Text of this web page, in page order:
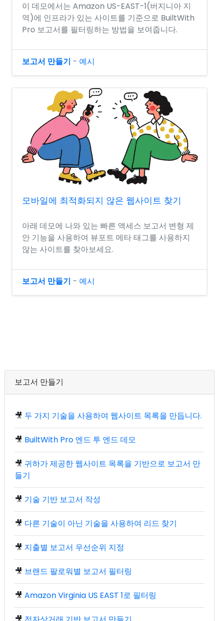
이 데모에서는 Amazon US-EAST-1(버지니아 지
역)에 인프라가 있는 사이트를 기준으로 BuiltWith
Pro 보고서를 필터링하는 방법을 보여줍니다.
보고서 만들기 - 예시
모바일에 최적화되지 않은 웹사이트 찾기
아래 데모에 나와 있는 빠른 액세스 보고서 변형 제
안 기능을 사용하여 뷰포트 메타 태그를 사용하지
않는 사이트를 찾아보세요.
보고서 만들기 - 예시
보고서 만들기
🎥 두 가지 기술을 사용하여 웹사이트 목록을 만듭니다.
🎥 BuiltWith Pro 엔드 투 엔드 데모
🎥 귀하가 제공한 웹사이트 목록을 기반으로 보고서 만
들기
🎥 기술 기반 보고서 작성
🎥 다른 기술이 아닌 기술을 사용하여 리드 찾기
🎥 지출별 보고서 우선순위 지정
🎥 브랜드 팔로워별 보고서 필터링
🎥 Amazon Virginia US EAST 1로 필터링